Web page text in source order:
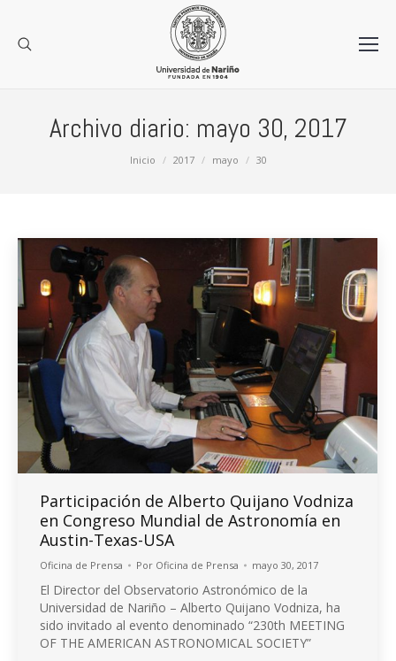
Archivo diario: mayo 30, 2017
Inicio 2017 mayo 30
Participación de Alberto Quijano Vodniza
en Congreso Mundial de Astronomía en
Austin-Texas-USA
Oficina de Prensa Por Oficina de Prensa mayo 30, 2017
El Director del Observatorio Astronómico de la
Universidad de Nariño – Alberto Quijano Vodniza, ha
sido invitado al evento denominado “230th MEETING
OF THE AMERICAN ASTRONOMICAL SOCIETY”